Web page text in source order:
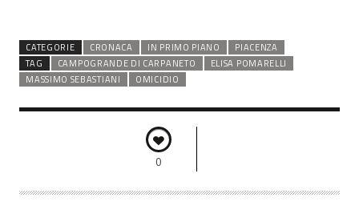
CATEGORIE CRONACA IN PRIMO PIANO
PIACENZA
TAG
CAMPOGRANDE DI CARPANETO
ELISA POMARELLI
MASSIMO SEBASTIANI
OMICIDIO
0